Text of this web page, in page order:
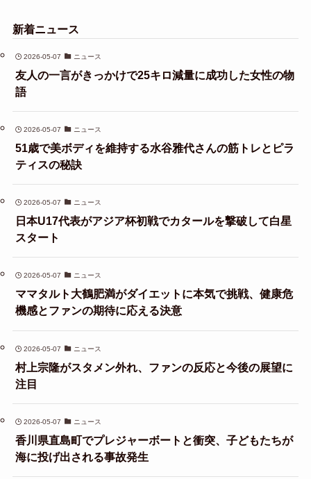
新着ニュース
2026-05-07 ニュース
友人の一言がきっかけで25キロ減量に成功した女性の物
語
2026-05-07 ニュース
51歳で美ボディを維持する水谷雅代さんの筋トレとピラ
ティスの秘訣
2026-05-07 ニュース
日本U17代表がアジア杯初戦でカタールを撃破して白星
スタート
2026-05-07 ニュース
ママタルト大鶴肥満がダイエットに本気で挑戦、健康危
機感とファンの期待に応える決意
2026-05-07 ニュース
村上宗隆がスタメン外れ、ファンの反応と今後の展望に
注目
2026-05-07 ニュース
香川県直島町でプレジャーボートと衝突、子どもたちが
海に投げ出される事故発生